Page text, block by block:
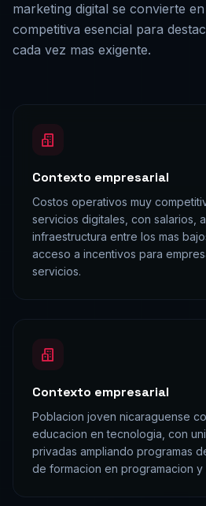
marketing digital se convierte
competitiva esencial para
cada vez mas exigente.
Contexto empresarial
Costos operativos muy
servicios digitales, con salarios,
infraestructura entre los mas
acceso a incentivos para
servicios.
Contexto empresarial
Poblacion joven nicaraguense
educacion en tecnologia, con
privadas ampliando programas
de formacion en programacion y